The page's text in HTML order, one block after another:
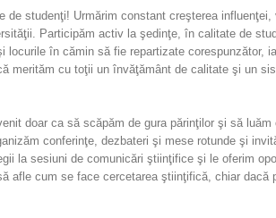
de studenţi! Urmărim constant creşterea
Participăm activ la şedinţe, în calitate de
în cămin să fie repartizate corespunzător,
merităm cu toţii un învăţământ de calitate şi un
doar ca să scăpăm de gura părinţilor şi să luăm
conferinţe, dezbateri şi mese rotunde şi
la sesiuni de comunicări ştiinţifice şi le oferim
afle cum se face cercetarea ştiinţifică, chiar dacă